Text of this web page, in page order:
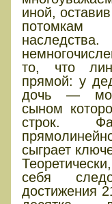
иной,
потомкам
то, что
прямой: у
дочь —
сыном
строк.
сыграет
себя
достижения